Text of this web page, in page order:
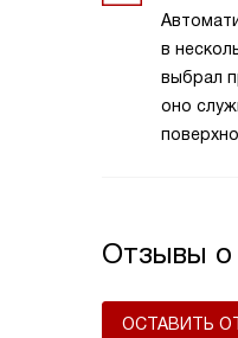
в
выбрал
оно
Отзывы о
ОСТАВИТЬ